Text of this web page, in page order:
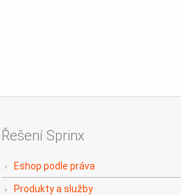
Řešení Sprinx
Eshop podle práva
Produkty a služby